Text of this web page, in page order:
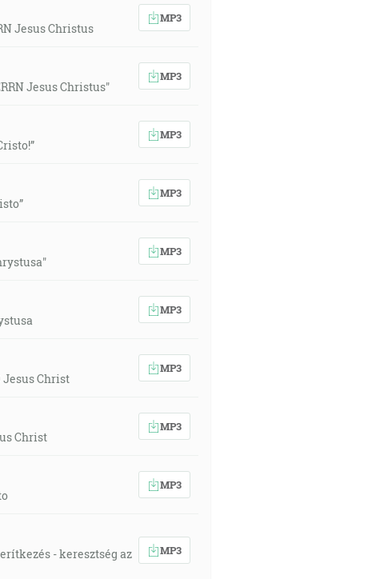
Jesus Christus
MP3
Jesus Christus"
MP3
MP3
MP3
MP3
MP3
Jesus Christ
MP3
Christ
MP3
MP3
- keresztség az
MP3